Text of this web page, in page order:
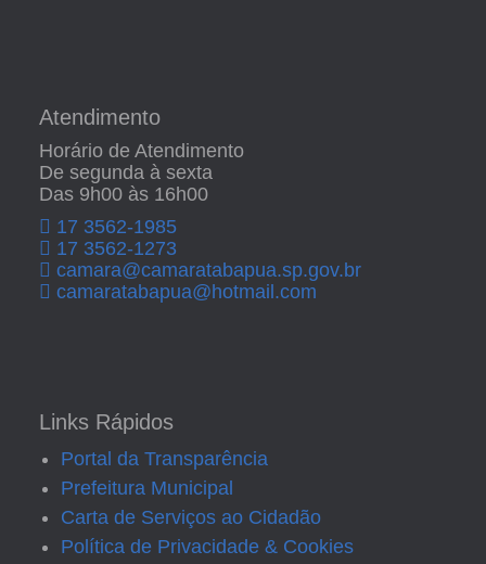
Atendimento
Horário de Atendimento
De segunda à sexta
Das 9h00 às 16h00
17 3562-1985
17 3562-1273
camara@camaratabapua.sp.gov.br
camaratabapua@hotmail.com
Links Rápidos
Portal da Transparência
Prefeitura Municipal
Carta de Serviços ao Cidadão
Política de Privacidade & Cookies